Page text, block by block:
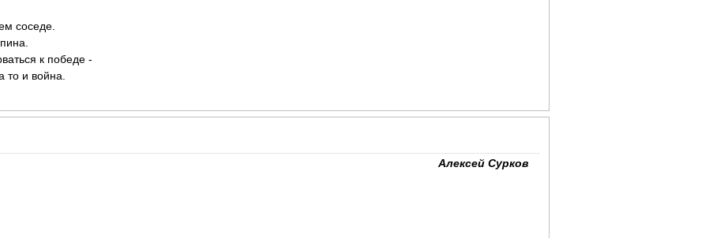
соседе.
к победе -
и война.
Алексей Сурков